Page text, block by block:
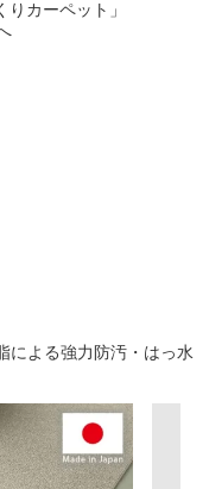
カーペット」
による強力防汚・はっ水